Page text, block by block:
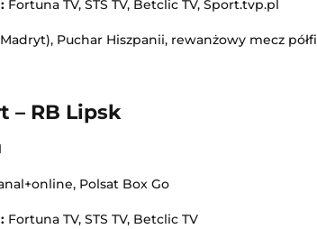
Fortuna TV, STS TV, Betclic TV, Sport.tvp.pl
Puchar Hiszpanii, rewanżowy mecz
– RB Lipsk
Polsat Box Go
Fortuna TV, STS TV, Betclic TV